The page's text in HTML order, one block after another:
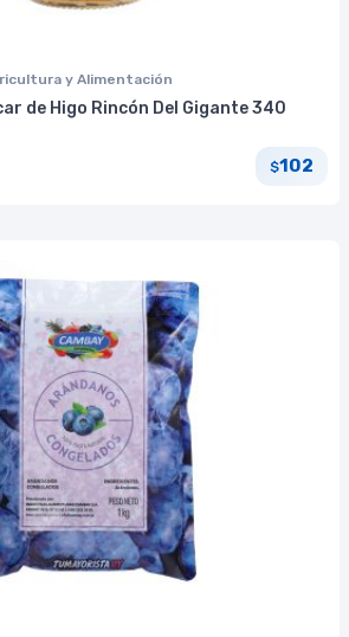
y Alimentación
de Higo Rincón Del Gigante 340
$102